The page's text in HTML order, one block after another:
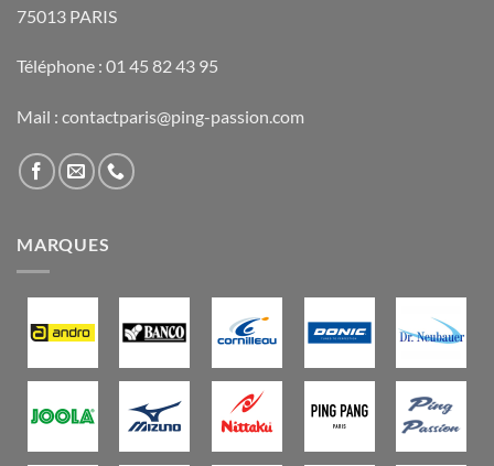
75013 PARIS
Téléphone : 01 45 82 43 95
Mail : contactparis@ping-passion.com
MARQUES